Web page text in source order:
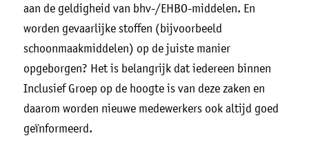
aan de geldigheid van bhv-/EHBO-middelen. En
worden gevaarlijke stoffen (bijvoorbeeld
schoonmaakmiddelen) op de juiste manier
opgeborgen? Het is belangrijk dat iedereen binnen
Inclusief Groep op de hoogte is van deze zaken en
daarom worden nieuwe medewerkers ook altijd goed
geïnformeerd.